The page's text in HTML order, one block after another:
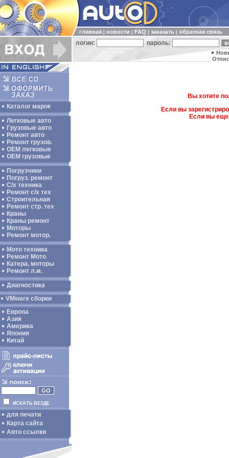
главная новости FAQ заказать обратная связь
логин: пароль:
Каталог марок
Легковые авто
Грузовые авто
Ремонт авто
Ремонт грузов.
ОЕМ легковые
OEM грузовые
Погрузчики
Погруз. ремонт
С/х техника
Ремонт с/х тех
Строительная
Ремонт стр. тех
Краны
Краны ремонт
Моторы
Ремонт мотор.
Мото техника
Ремонт Мото
Катера, моторы
Ремонт л.м.
Диагностика
VMware сборки
Европа
Азия
Америка
Япония
Китай
ИСКАТЬ ВЕЗДЕ
для печати
Карта сайта
Авто ссылки
Вы хотите
Если вы
Если вы еще